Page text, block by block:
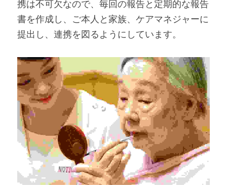
携は不可欠なので、毎回の報告と定期的な報告
書を作成し、ご本人と家族、ケアマネジャーに
提出し、連携を図るようにしています。